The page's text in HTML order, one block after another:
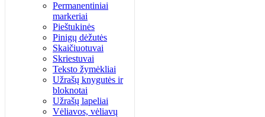
Permanentiniai
markeriai
Pieštukinės
Pinigų dėžutės
Skaičiuotuvai
Skriestuvai
Teksto žymėkliai
Užrašų knygutės ir
bloknotai
Užrašų lapeliai
Vėliavos, vėliavų